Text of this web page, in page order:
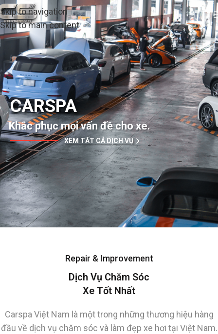
Skip to navigation
Skip to main content
XEM TẤT CẢ DỊCH VỤ
CARSPA
Khắc phục mọi vấn đề cho xe.
Repair & Improvement
Dịch Vụ Chăm Sóc
Xe Tốt Nhất
Carspa Việt Nam là một trong những thương hiệu hàng
đầu về dịch vụ chăm sóc và làm đẹp xe hơi tại Việt Nam.